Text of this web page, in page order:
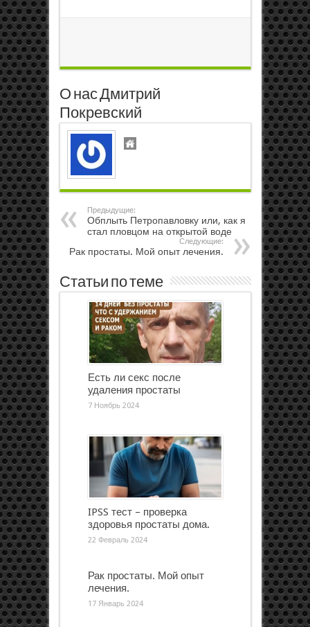
О нас Дмитрий
Покревский
Предыдущие:
Обплыть Петропавловку или, как я
стал пловцом на открытой воде
Следующие:
Рак простаты. Мой опыт лечения.
Статьи по теме
Есть ли секс после
удаления простаты
7 Ноябрь 2024
IPSS тест – проверка
здоровья простаты дома.
22 Февраль 2024
Рак простаты. Мой опыт
лечения.
17 Январь 2024